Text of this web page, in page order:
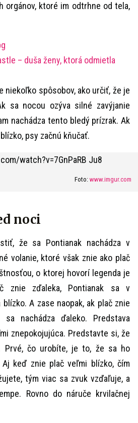
orgánov, ktoré im odtrhne od tela,
– duša ženy, ktorá odmietla
niekoľko spôsobov, ako určiť, že je
sa nocou ozýva silné zavýjanie
nachádza tento bledý prízrak. Ak
psy začnú kňučať.
Foto: www.imgur.com
noci
že sa Pontianak nachádza v
volanie, ktoré však znie ako plač
o ktorej hovorí legenda je
znie zďaleka, Pontianak sa v
A zase naopak, ak plač znie
nachádza ďaleko. Predstava
znepokojujúca. Predstavte si, že
Prvé, čo urobíte, je to, že sa ho
keď znie plač veľmi blízko, čím
tým viac sa zvuk vzďaľuje, a
Rovno do náruče krvilačnej